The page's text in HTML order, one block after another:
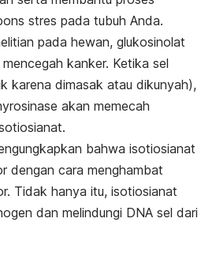
stres pada tubuh Anda.
pada hewan, glukosinolat
kanker. Ketika sel
karena dimasak atau dikunyah),
akan memecah
bahwa isotiosianat
dengan cara menghambat
Tidak hanya itu, isotiosianat
dan melindungi DNA sel dari